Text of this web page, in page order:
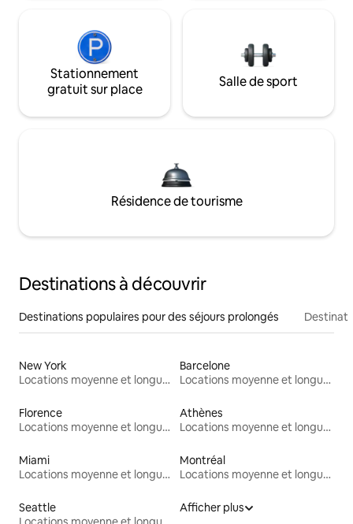
Stationnement
gratuit sur place
Salle de sport
Résidence de tourisme
Destinations à découvrir
Destinations populaires pour des séjours prolongés
New York
Locations moyenne et longue durée
Barcelone
Locations moyenne et longue durée
Florence
Locations moyenne et longue durée
Athènes
Locations moyenne et longue durée
Miami
Locations moyenne et longue durée
Montréal
Locations moyenne et longue durée
Seattle
Afficher plus